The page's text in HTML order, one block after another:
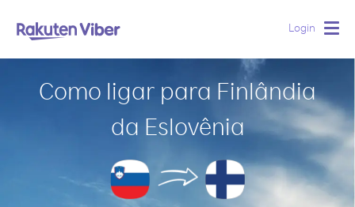
Login
Como ligar para Finlândia
da Eslovênia